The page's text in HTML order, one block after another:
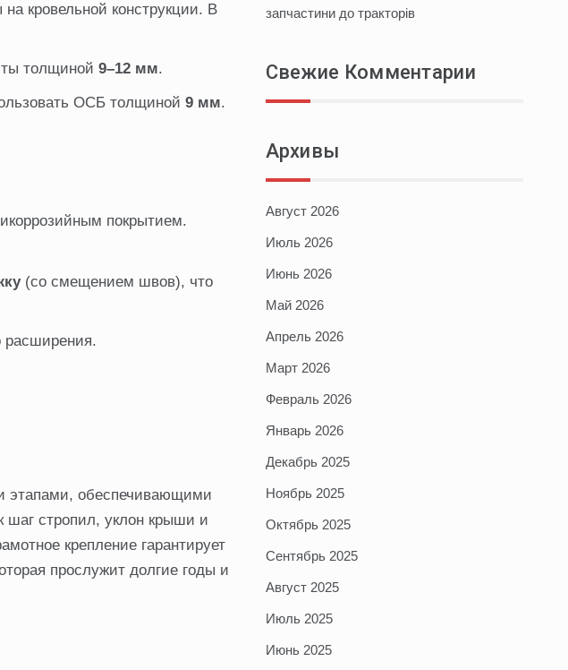
кровельной конструкции. В
толщиной 9–12 мм.
ОСБ толщиной 9 мм.
покрытием.
(со смещением швов), что
расширения.
этапами, обеспечивающими
шаг стропил, уклон крыши и
крепление гарантирует
прослужит долгие годы и
запчастини до тракторів
Свежие Комментарии
Архивы
Август 2026
Июль 2026
Июнь 2026
Май 2026
Апрель 2026
Март 2026
Февраль 2026
Январь 2026
Декабрь 2025
Ноябрь 2025
Октябрь 2025
Сентябрь 2025
Август 2025
Июль 2025
Июнь 2025